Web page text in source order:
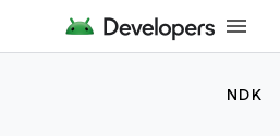
NDK